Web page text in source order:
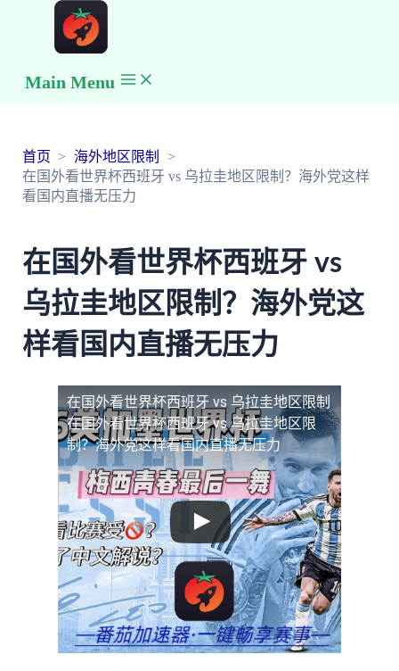
Main Menu
首页
海外地区限制
在国外看世界杯西班牙 vs 乌拉圭地区限制？海外党这样
看国内直播无压力
在国外看世界杯西班牙 vs
乌拉圭地区限制？海外党这
样看国内直播无压力
在国外看世界杯西班牙 vs 乌拉圭地区限制
在国外看世界杯西班牙 vs 乌拉圭地区限
制？海外党这样看国内直播无压力